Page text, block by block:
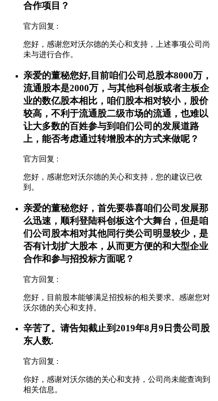
合作项目？
官方回复 :
您好，感谢您对沃尔德的关心和支持，上述事项公司尚
未与进行合作。
亲爱的董秘您好,目前咱们公司总股本8000万，
流通股本是2000万，与其他科创板或者主板企
业的数亿股本相比，咱们股本相对较小，股价
较高，不利于流通股二级市场的流通，也难以
让大多数的百姓参与到咱们公司的发展道路
上，能否考虑通过转增股本的方式来做呢？
官方回复 :
您好，感谢您对沃尔德的关心和支持，您的建议已收
到。
亲爱的董秘您好，首先要恭喜咱们公司发展那
么迅速，顺利登陆科创板这个大舞台，但是咱
们公司股本相对其他同行类公司明显较少，是
否有计划扩大股本，从而更方便的和大型企业
合作和参与招投标方面呢？
官方回复 :
您好，目前股本能够满足招投标的相关要求。感谢您对
沃尔德的关心和支持。
辛苦了。请告知截止到2019年8月9日贵公司股
东人数.
官方回复 :
你好，感谢对沃尔德的关心和支持，公司尚未能查询到
相关信息。